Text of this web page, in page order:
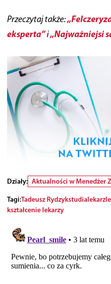
Przeczytaj także:
eksperta”i„Najważniejsi
Działy: Aktualności w Menedżer
Tagi:Tadeusz Rydzykstudialekarz
kształcenie lekarzy